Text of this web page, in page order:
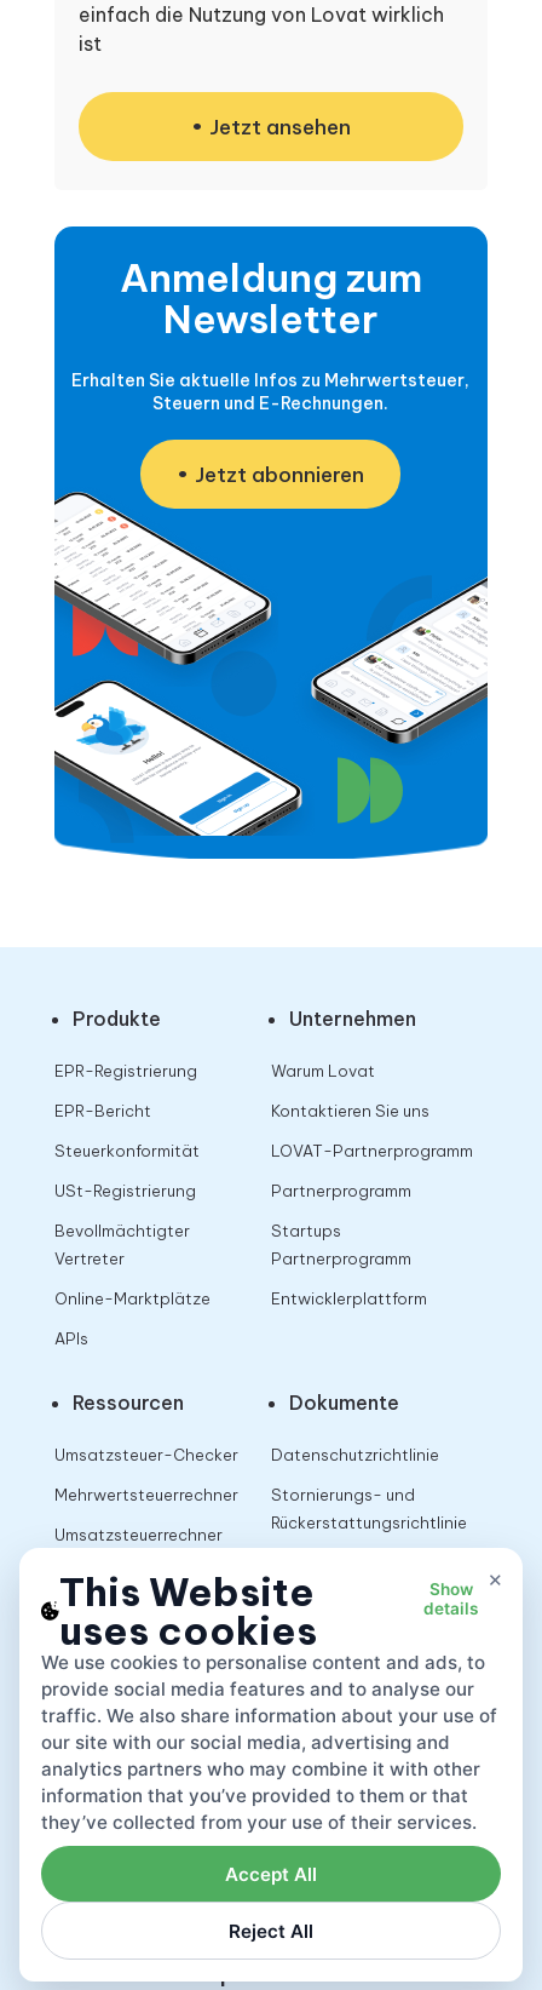
einfach die Nutzung von Lovat wirklich
ist
Jetzt ansehen
Anmeldung zum
Newsletter
Erhalten Sie aktuelle Infos zu Mehrwertsteuer,
Steuern und E-Rechnungen.
Jetzt abonnieren
Produkte
EPR-Registrierung
EPR-Bericht
Steuerkonformität
USt-Registrierung
Bevollmächtigter
Vertreter
Online-Marktplätze
APIs
Unternehmen
Warum Lovat
Kontaktieren Sie uns
LOVAT-Partnerprogramm
Partnerprogramm
Startups
Partnerprogramm
Entwicklerplattform
Ressourcen
Umsatzsteuer-Checker
Mehrwertsteuerrechner
Umsatzsteuerrechner
Dokumente
Datenschutzrichtlinie
Stornierungs- und
Rückerstattungsrichtlinie
App
×
This Website
uses cookies
Show
details
We use cookies to personalise content and ads, to
provide social media features and to analyse our
traffic. We also share information about your use of
our site with our social media, advertising and
analytics partners who may combine it with other
information that you’ve provided to them or that
they’ve collected from your use of their services.
Reject All
Accept All